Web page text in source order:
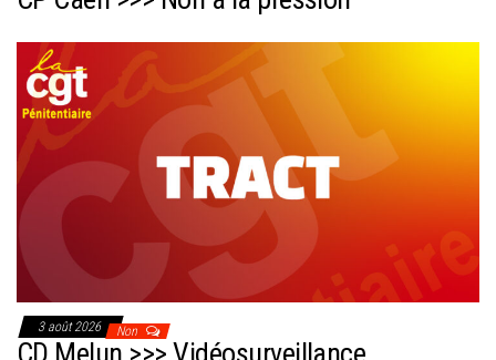
3 août 2026 Non